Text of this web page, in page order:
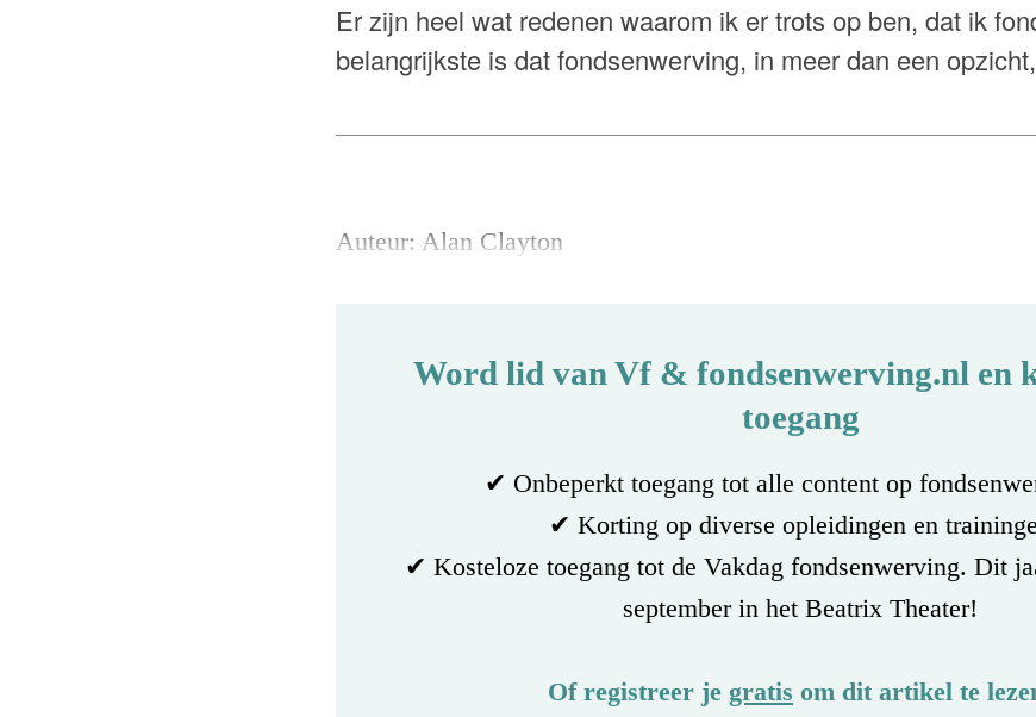
Er zijn heel wat redenen waarom ik er trots op ben, dat ik
belangrijkste is dat fondsenwerving, in meer dan een
Auteur: Alan Clayton
Word lid van Vf & fondsenwerving.nl en
toegang
✔ Onbeperkt toegang tot alle content op
✔ Korting op diverse opleidingen en
✔ Kosteloze toegang tot de Vakdag fondsenwerving. Dit
september in het Beatrix Theater!
Of registreer je gratis om dit artikel te